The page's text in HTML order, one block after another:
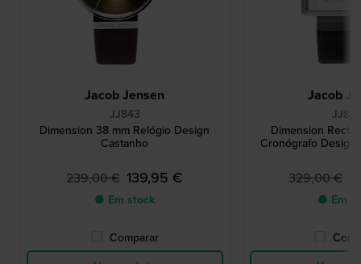
Jacob Jensen
JJ843
Dimension 38 mm Relógio Design
Castanho
239,00 € 139,95 €
● Em stock
Comparar
Jacob
Dimension
Cronógrafo Design
329,00 €
● Em